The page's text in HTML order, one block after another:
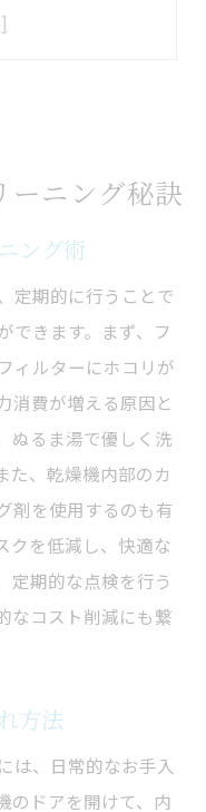
ト
ピカに
麗に保つ技
ズの紹介
するテクニック
順
イド
グ手順
つためのお手入れ
方法
ポイント
ーニング秘訣
ング術
定期的に行うことで
できます。まず、フ
ィルターにホコリが
消費が増える原因と
ぬるま湯で優しく洗
た、乾燥機内部のカ
剤を使用するのも有
クを低減し、快適な
定期的な点検を行う
なコスト削減にも繋
方法
は、日常的なお手入
のドアを開けて、内